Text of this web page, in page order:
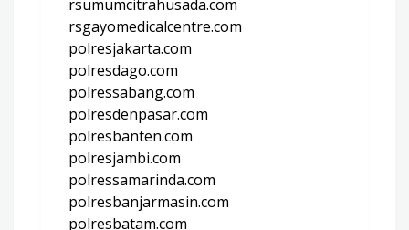
rsumumcitrahusada.com
rsgayomedicalcentre.com
polresjakarta.com
polresdago.com
polressabang.com
polresdenpasar.com
polresbanten.com
polresjambi.com
polressamarinda.com
polresbanjarmasin.com
polresbatam.com